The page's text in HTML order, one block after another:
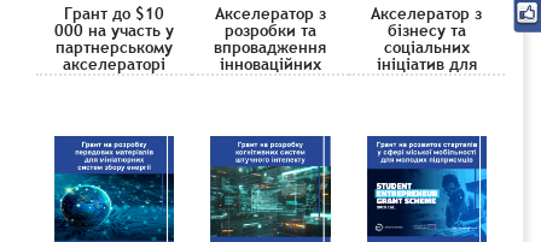
Грант до $10
000 на участь у
партнерському
акселераторі
для
технологій
Акселератор з
розробки та
впровадження
інноваційних
систем для
енергетики
Акселератор з
бізнесу та
соціальних
ініціатив для
українських